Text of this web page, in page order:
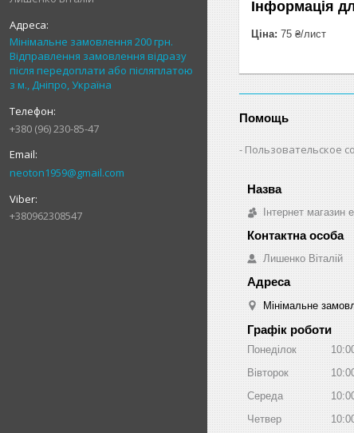
Мінімальне замовлення 200 грн.
Відправлення замовлення відразу
після передоплати або післяплатою
з м., Дніпро, Україна
+380 (96) 230-85-47
neoton1959@gmail.com
+380962308547
Інформація
Ціна: 75 ₴/лист
Помощь
Пользовательское
Інтернет
Лишенко Віталій
Мінімальне
Графік роботи
Понеділок
Вівторок
Середа
Четвер